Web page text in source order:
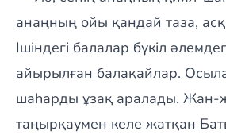
анаңның ойы қандай таза,
Ішіндегі балалар бүкіл
айырылған балақайлар.
шаһарды ұзақ аралады. Жан-
таңырқаумен келе жатқан